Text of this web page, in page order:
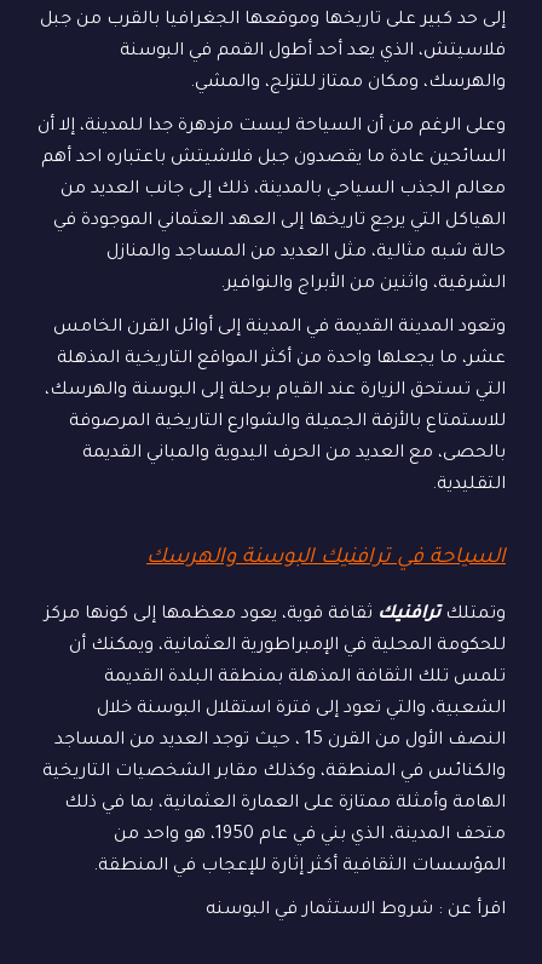
إلى حد كبير على تاريخها وموقعها الجغرافيا بالقرب من جبل
فلاسيتش، الذي يعد أحد أطول القمم في البوسنة
والهرسك، ومكان ممتاز للتزلج، والمشي.
وعلى الرغم من أن السياحة ليست مزدهرة جدا للمدينة، إلا أن
السائحين عادة ما يقصدون جبل فلاشيتش باعتباره احد أهم
معالم الجذب السياحي بالمدينة، ذلك إلى جانب العديد من
الهياكل التي يرجع تاريخها إلى العهد العثماني الموجودة في
حالة شبه مثالية، مثل العديد من المساجد والمنازل
الشرقية، واثنين من الأبراج والنوافير.
وتعود المدينة القديمة في المدينة إلى أوائل القرن الخامس
عشر، ما يجعلها واحدة من أكثر المواقع التاريخية المذهلة
التي تستحق الزيارة عند القيام برحلة إلى البوسنة والهرسك،
للاستمتاع بالأزقة الجميلة والشوارع التاريخية المرصوفة
بالحصى، مع العديد من الحرف اليدوية والمباني القديمة
التقليدية.
السياحة في ترافنيك البوسنة والهرسك
وتمتلكترافنيك ثقافة قوية، يعود معظمها إلى كونها مركز
للحكومة المحلية في الإمبراطورية العثمانية، ويمكنك أن
تلمس تلك الثقافة المذهلة بمنطقة البلدة القديمة
الشعبية، والتي تعود إلى فترة استقلال البوسنة خلال
النصف الأول من القرن 15 ، حيث توجد العديد من المساجد
والكنائس في المنطقة، وكذلك مقابر الشخصيات التاريخية
الهامة وأمثلة ممتازة على العمارة العثمانية، بما في ذلك
متحف المدينة، الذي بني في عام 1950، هو واحد من
المؤسسات الثقافية أكثر إثارة للإعجاب في المنطقة.
اقرأ عن : شروط الاستثمار في البوسنه